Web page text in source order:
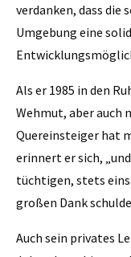
verdanken, dass die
Umgebung eine
Als er 1985 in den
Wehmut, aber auch
Quereinsteiger hat
erinnert er sich,
tüchtigen, stets
großen Dank
Auch sein privates